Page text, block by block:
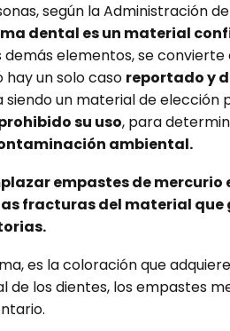
según la Administración
dental es un material
elementos, se
un solo caso reportado y
un material de
su uso, para
ambiental.
empastes de mercurio
fracturas del material
es la coloración que
los dientes, los empastes